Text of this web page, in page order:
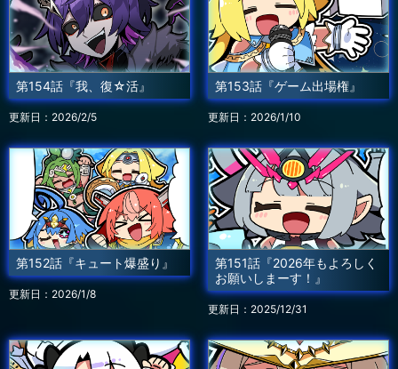
第154話『我、復☆活』
更新日：2026/2/5
第153話『ゲーム出場権』
更新日：2026/1/10
第152話『キュート爆盛り』
更新日：2026/1/8
第151話『2026年もよろしく
お願いしまーす！』
更新日：2025/12/31